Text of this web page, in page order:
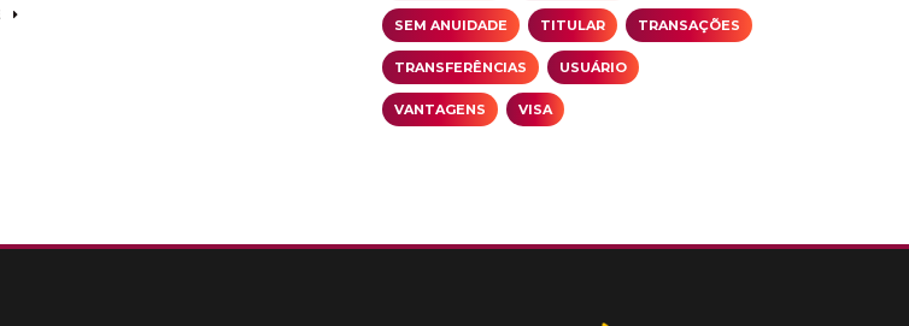
SEM ANUIDADE TITULAR TRANSAÇÕES
TRANSFERÊNCIAS USUÁRIO
VANTAGENS VISA